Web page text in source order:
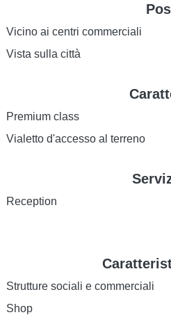
Vicino ai centri commerciali
Vista sulla città
Premium class
Vialetto d'accesso al terreno
Reception
Strutture sociali e commerciali
Shop